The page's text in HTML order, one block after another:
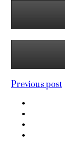
Previous post